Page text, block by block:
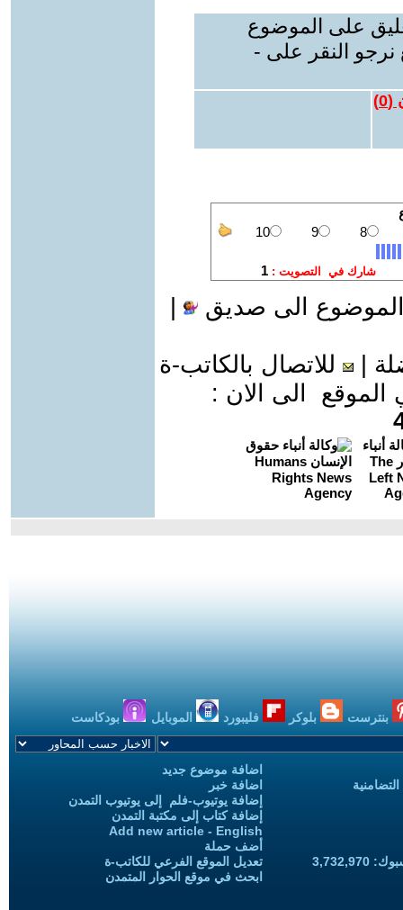
على الموضوع
نرجو النقر على -
(
0
)
الى صديق
للاتصال بالكاتب-ة
الى الان :
بنترست بلوكر فليبورد الموبايل بودكاست
اضافة موضوع جديد
اضافة خبر
إضافة يوتيوب-فلم إلى يوتيوب التمدن
إضافة كتاب إلى مكتبة التمدن
Add new article - English
أضف حملة
تعديل الموقع الفرعي للكاتب-ة
ابحث في موقع الحوار المتمدن